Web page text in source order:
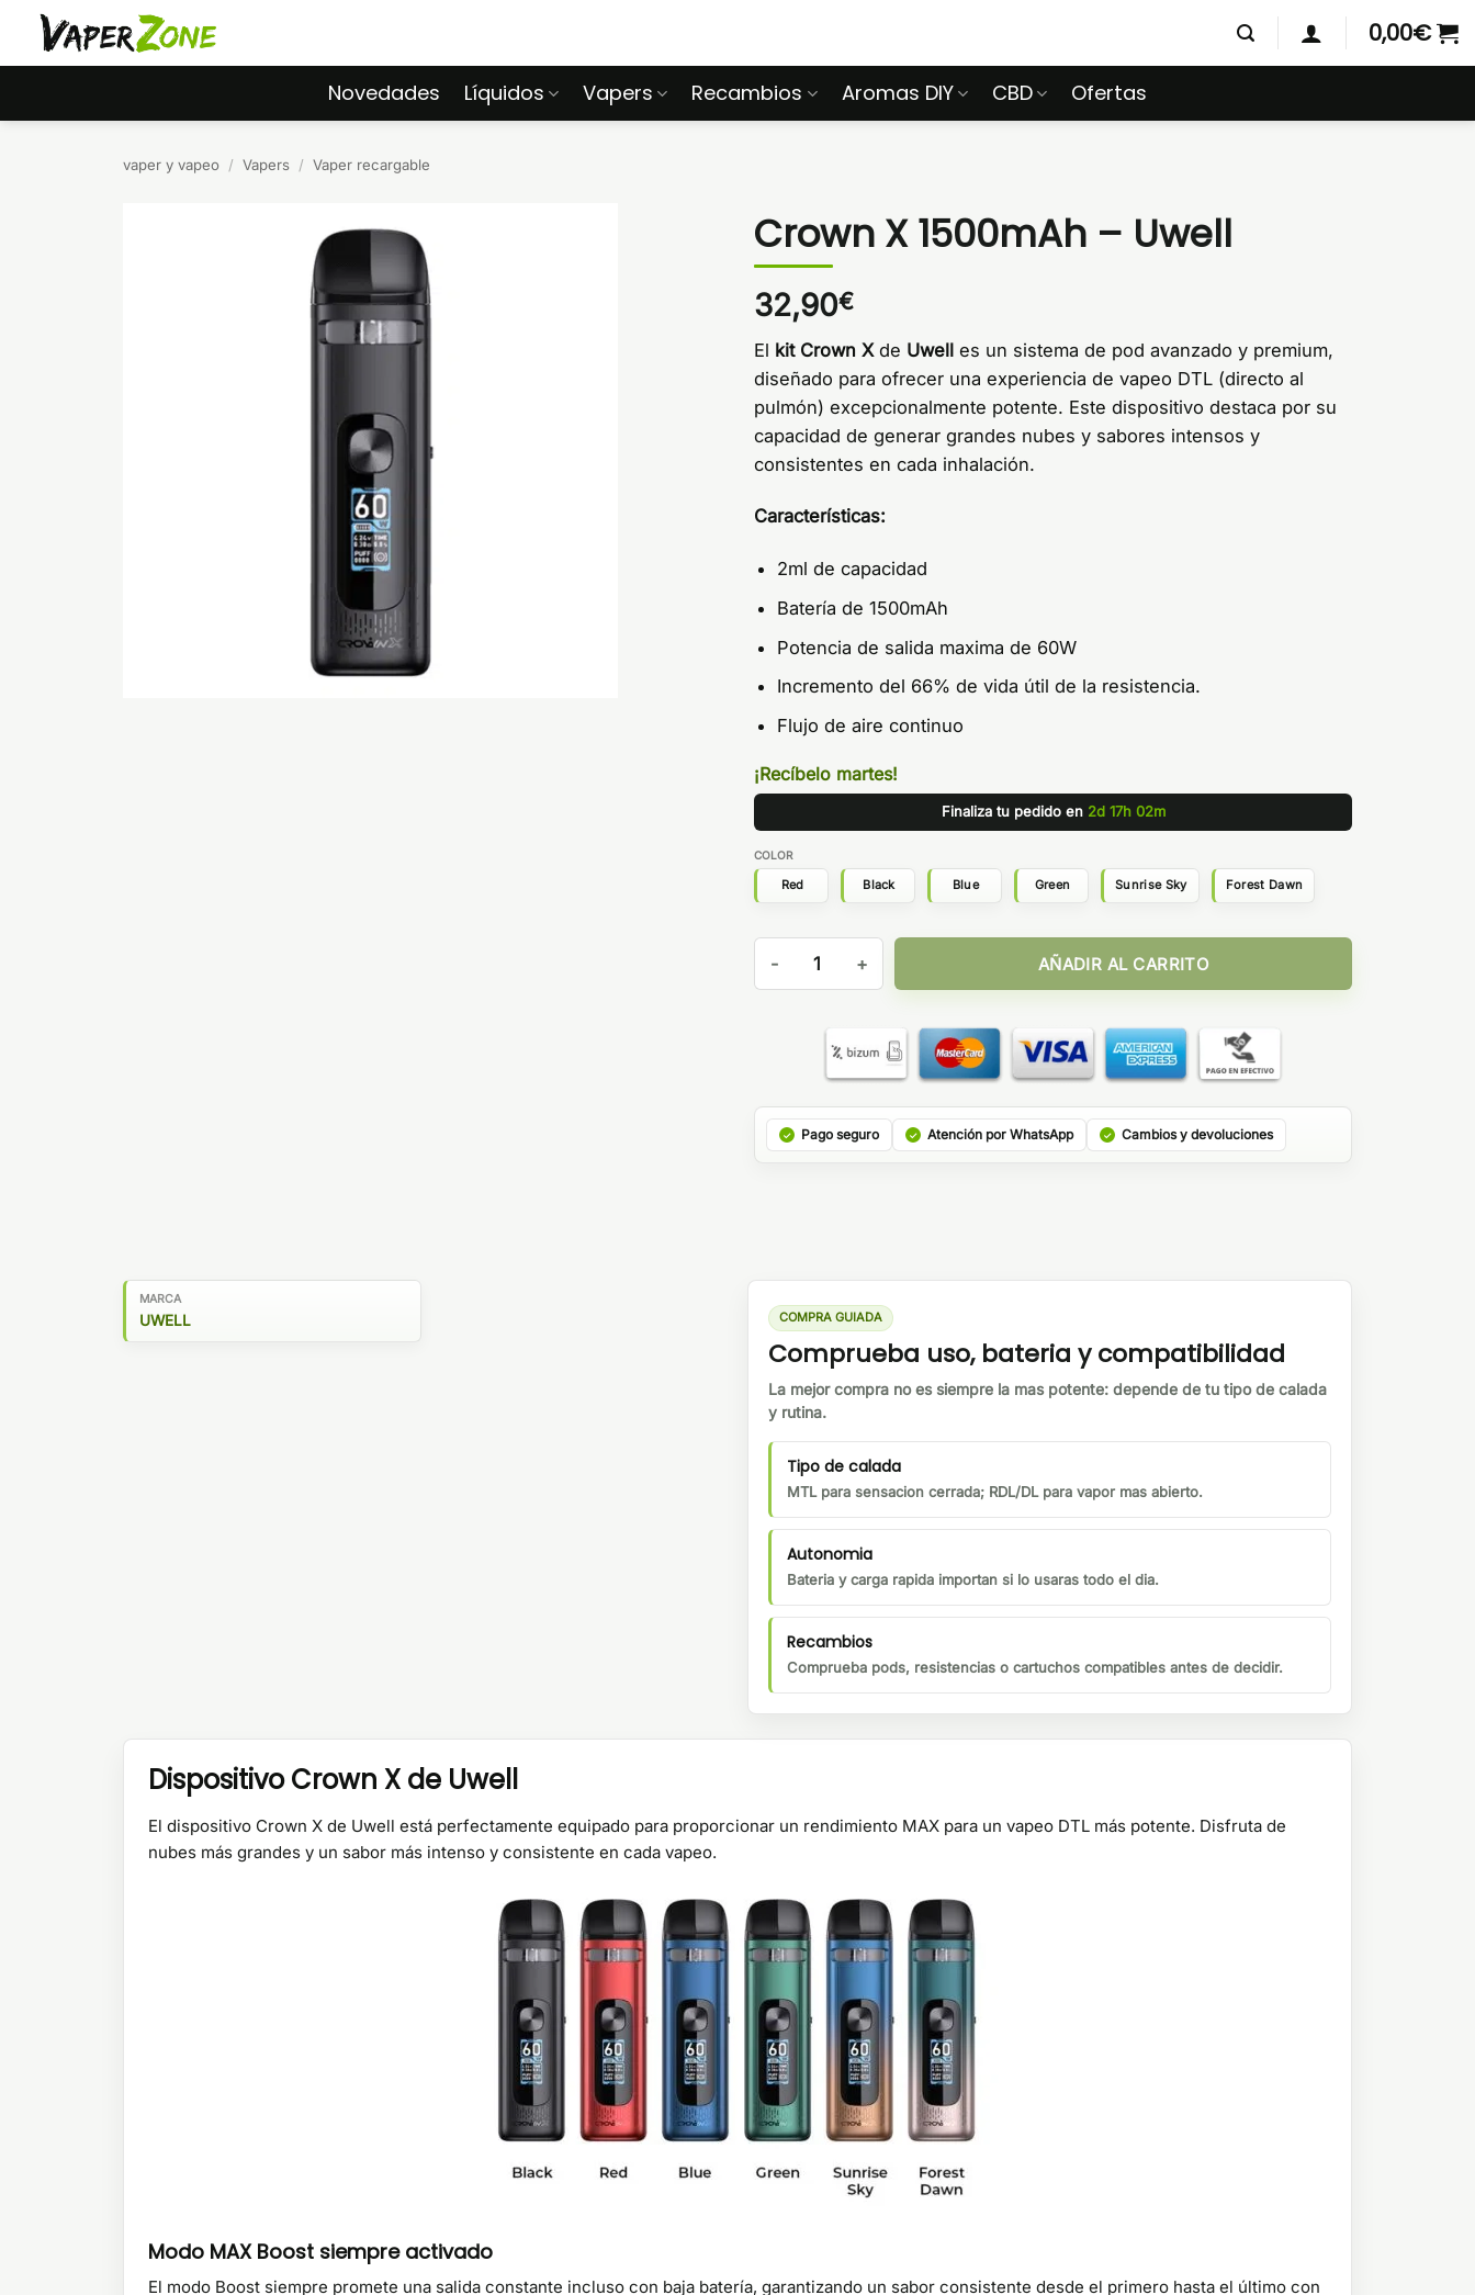
Saltar
contenido
0,00€
Novedades Líquidos Vapers Recambios Aromas DIY CBD Ofertas
vaper y vapeo / Vapers / Vaper recargable
Crown X 1500mAh – Uwell
32,90€
El kit Crown Xde Uwell es un sistema de pod avanzado y premium,
diseñado para ofrecer una experiencia de vapeo DTL (directo al
pulmón) excepcionalmente potente. Este dispositivo destaca por su
capacidad de generar grandes nubes y sabores intensos y
consistentes en cada inhalación.
Características:
2ml de capacidad
Batería de 1500mAh
Potencia de salida maxima de 60W
Incremento del 66% de vida útil de la resistencia.
Flujo de aire continuo
¡Recíbelo martes!
Finaliza tu pedido en 2d 17h 02m
COLOR
Red Black Blue Green Sunrise Sky Forest Dawn
Crown X 1500mAh - Uwell cantidad
AÑADIR AL CARRITO
Pago seguro Atención por WhatsApp Cambios y devoluciones
MARCA
UWELL COMPRA GUIADA
Comprueba uso, bateria y compatibilidad
La mejor compra no es siempre la mas potente: depende de tu tipo de calada
y rutina.
Tipo de calada
MTL para sensacion cerrada; RDL/DL para vapor mas abierto.
Autonomia
Bateria y carga rapida importan si lo usaras todo el dia.
Recambios
Comprueba pods, resistencias o cartuchos compatibles antes de decidir.
Dispositivo Crown X de Uwell
El dispositivo Crown X de Uwell está perfectamente equipado para proporcionar un rendimiento MAX para un vapeo DTL más potente. Disfruta de
nubes más grandes y un sabor más intenso y consistente en cada vapeo.
Modo MAX Boost siempre activado
El modo Boost siempre promete una salida constante incluso con baja batería, garantizando un sabor consistente desde el primero hasta el último con